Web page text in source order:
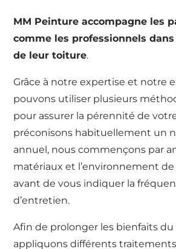
MM Peinture accompagne les
comme les professionnels
de leur toiture.
Grâce à notre expertise et notre
pouvons utiliser plusieurs
pour assurer la pérennité de
préconisons habituellement un
annuel, nous commençons par
matériaux et l’environnement
avant de vous indiquer la
d’entretien.
Afin de prolonger les bienfaits
appliquons différents